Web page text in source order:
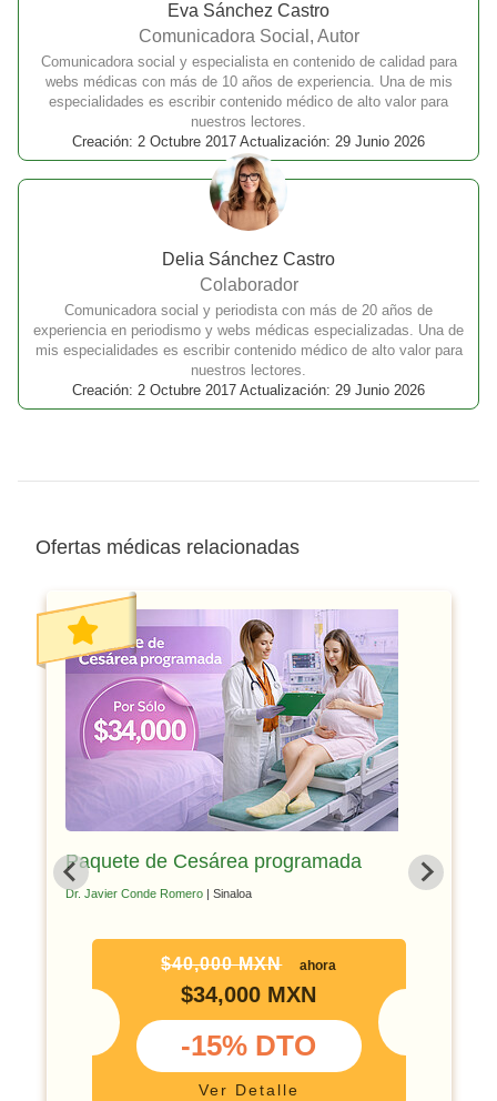
Eva Sánchez Castro
Comunicadora Social, Autor
Comunicadora social y especialista en contenido de calidad para
webs médicas con más de 10 años de experiencia. Una de mis
especialidades es escribir contenido médico de alto valor para
nuestros lectores.
Creación: 2 Octubre 2017 Actualización: 29 Junio 2026
Delia Sánchez Castro
Colaborador
Comunicadora social y periodista con más de 20 años de
experiencia en periodismo y webs médicas especializadas. Una de
mis especialidades es escribir contenido médico de alto valor para
nuestros lectores.
Creación: 2 Octubre 2017 Actualización: 29 Junio 2026
Ofertas médicas relacionadas
Paquete de Cesárea programada
Dr. Javier Conde Romero | Sinaloa
$40,000 MXN ahora
$34,000 MXN
-15% DTO
Ver Detalle